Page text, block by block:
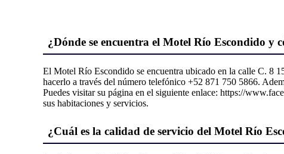
¿Dónde se encuentra el Motel Río Escondido y
El Motel Río Escondido se encuentra ubicado en la calle C. 8
hacerlo a través del número telefónico +52 871 750 5866.
Puedes visitar su página en el siguiente enlace: https://
sus habitaciones y servicios.
¿Cuál es la calidad de servicio del Motel Río